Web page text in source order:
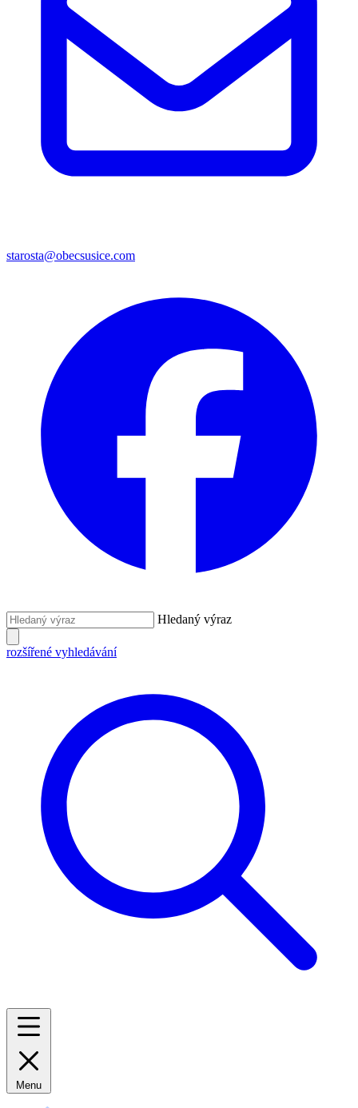
starosta@obecsusice.com
Hledaný výraz
rozšířené vyhledávání
Menu